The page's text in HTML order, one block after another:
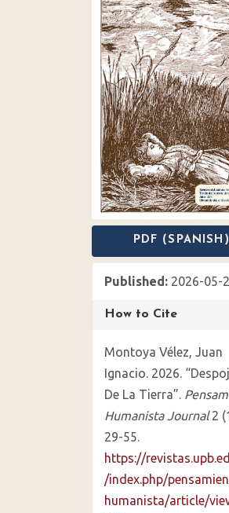
PDF (SPANISH)
Published: 2026-05-
How to Cite
Montoya Vélez, Juan
Ignacio. 2026.
De La Tierra”.
Humanista Journal2
29-55.
https://
/index.php/
humanista/article/